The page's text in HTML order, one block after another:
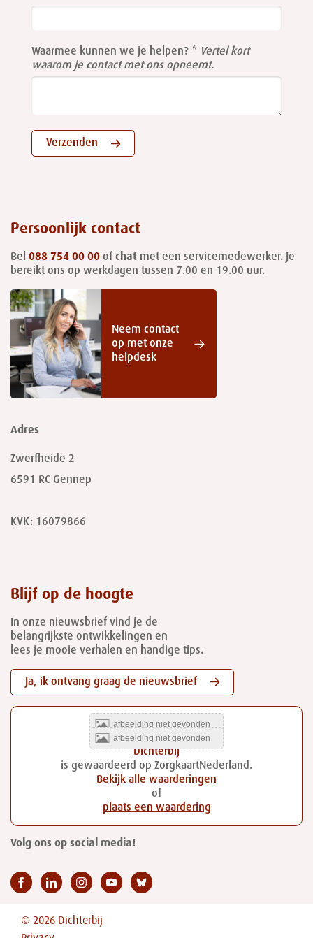
field
Waarmee kunnen we je helpen?
Vertel kort
waarom je contact met ons opneemt.
Verzenden
Persoonlijk contact
Bel 088 754 00 00 of chat met een servicemedewerker. Je
bereikt ons op werkdagen tussen 7.00 en 19.00 uur.
Neem contact
op met onze
helpdesk
Adres
Zwerfheide 2
6591 RC Gennep
KVK: 16079866
Blijf op de hoogte
In onze nieuwsbrief vind je de
belangrijkste ontwikkelingen en
lees je mooie verhalen en handige tips.
Ja, ik ontvang graag de nieuwsbrief
Dichterbij
is gewaardeerd op ZorgkaartNederland.
Bekijk alle waarderingen
of
plaats een waardering
Volg ons op social media!
© 2026 Dichterbij